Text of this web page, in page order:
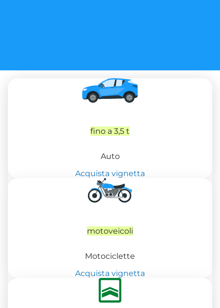
fino a 3,5 t
Auto
Acquista vignetta
motoveicoli
Motociclette
Acquista vignetta